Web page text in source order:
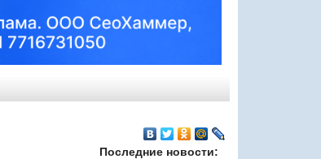
Последние новости: